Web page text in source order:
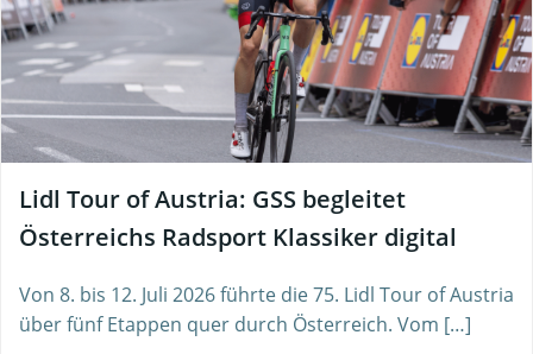
Lidl Tour of Austria: GSS begleitet
Österreichs Radsport Klassiker digital
Von 8. bis 12. Juli 2026 führte die 75. Lidl Tour of Austria
über fünf Etappen quer durch Österreich. Vom […]